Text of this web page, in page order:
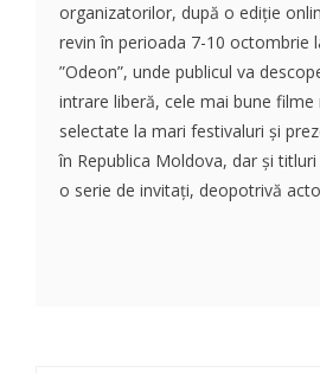
organizatorilor, după o ediție
revin în perioada 7-10 octombrie
”Odeon”, unde publicul va
intrare liberă, cele mai bune
selectate la mari festivaluri şi
în Republica Moldova, dar şi
o serie de invitaţi, deopotrivă